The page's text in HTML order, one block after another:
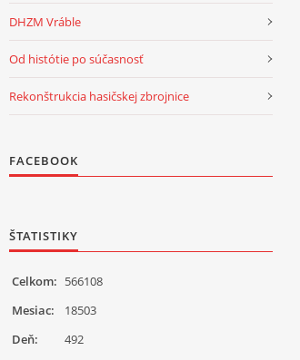
DHZM Vráble
Od histótie po súčasnosť
Rekonštrukcia hasičskej zbrojnice
FACEBOOK
ŠTATISTIKY
Celkom: 566108
Mesiac:
18503
Deň:
492